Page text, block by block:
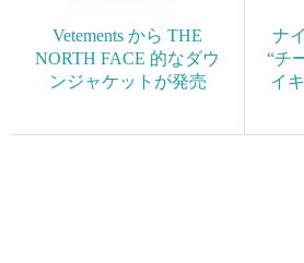
Vetements から THE
NORTH FACE 的なダウ
ンジャケットが発売
ナ
“チ
イ